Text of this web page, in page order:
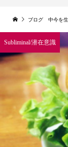
ブログ 中今を
Subliminal/潜在意識